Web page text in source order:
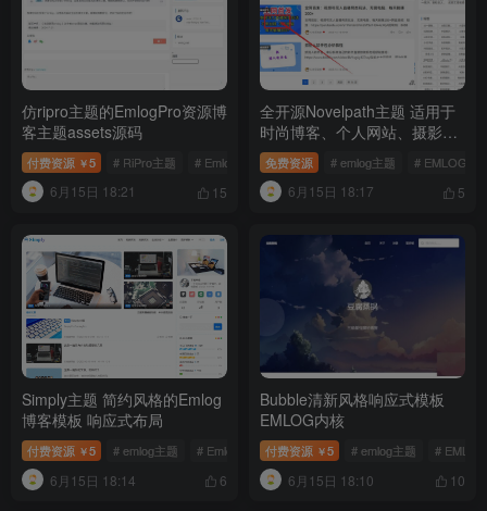
仿ripro主题的EmlogPro资源博
客主题assets源码
付费资源 ￥5 # RiPro主题 # EmlogPro资源博客主题
6月15日 18:21 15
全开源Novelpath主题 适用于
时尚博客、个人网站、摄影
集、新闻门户、商业网站
emlogpro系统
免费资源 # emlog主题 # EMLOG模
6月15日 18:17 5
Simply主题 简约风格的Emlog
博客模板 响应式布局
付费资源 ￥5 # emlog主题 # Emlog博客模板 # Simply主题
6月15日 18:14 6
Bubble清新风格响应式模板
EMLOG内核
付费资源 ￥5 # emlog主题 #
6月15日 18:10 10